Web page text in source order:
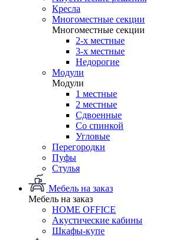
Кресла
Многоместные секции
Многоместные секции
2-х местные
3-х местные
Недорогие
Модули
Модули
1 местные
2 местные
Сдвоенные
Со спинкой
Угловые
Перегородки
Пуфы
Стулья
Мебель на заказ
Мебель на заказ
HOME OFFICE
Акустические кабины
Шкафы-купе